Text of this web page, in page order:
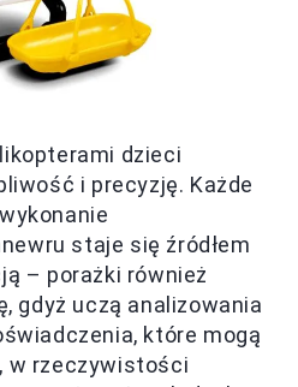
dzieci
i precyzję. Każde
staje się źródłem
– porażki również
gdyż uczą analizowania
które mogą
w rzeczywistości